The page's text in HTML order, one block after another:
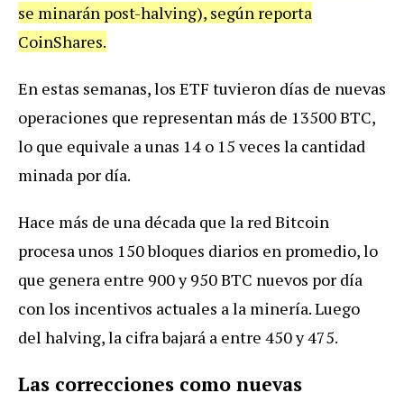
se minarán post-halving), según reporta
CoinShares.
En estas semanas, los ETF tuvieron días de nuevas
operaciones que representan más de 13500 BTC,
lo que equivale a unas 14 o 15 veces la cantidad
minada por día.
Hace más de una década que la red Bitcoin
procesa unos 150 bloques diarios en promedio, lo
que genera entre 900 y 950 BTC nuevos por día
con los incentivos actuales a la minería. Luego
del halving, la cifra bajará a entre 450 y 475.
Las correcciones como nuevas